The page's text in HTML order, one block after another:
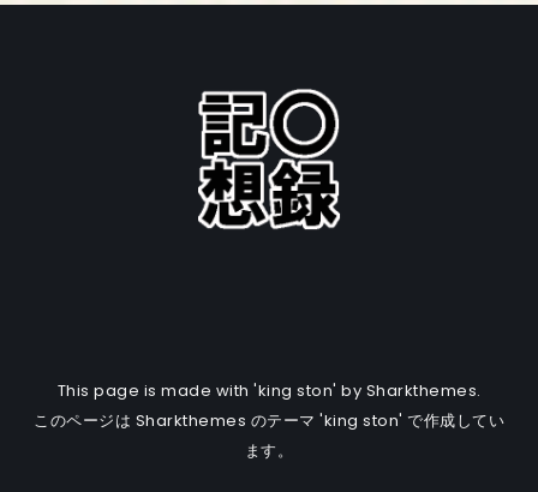
This page is made with 'king ston' by Sharkthemes.
このページは Sharkthemes のテーマ 'king ston' で作成してい
ます。